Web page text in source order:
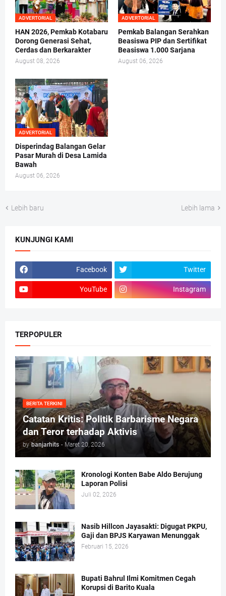
ADVERTORIAL
HAN 2026, Pemkab Kotabaru
Dorong Generasi Sehat,
Cerdas dan Berkarakter
August 08, 2026
ADVERTORIAL
Pemkab Balangan Serahkan
Beasiswa PIP dan Sertifikat
Beasiswa 1.000 Sarjana
August 06, 2026
ADVERTORIAL
Disperindag Balangan Gelar
Pasar Murah di Desa Lamida
Bawah
August 06, 2026
Lebih baru Lebih lama
KUNJUNGI KAMI
Facebook Twitter
YouTube Instagram
TERPOPULER
BERITA TERKINI
Catatan Kritis: Politik Barbarisme Negara
dan Teror terhadap Aktivis
by banjarhits - Maret 20, 2026
Kronologi Konten Babe Aldo Berujung
Laporan Polisi
Juli 02, 2026
Nasib Hillcon Jayasakti: Digugat PKPU,
Gaji dan BPJS Karyawan Menunggak
Februari 15, 2026
Bupati Bahrul Ilmi Komitmen Cegah
Korupsi di Barito Kuala